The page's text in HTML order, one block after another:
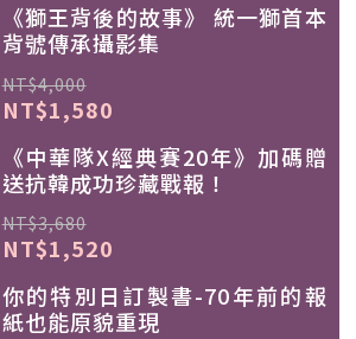
《獅王背後的故事》 統一獅首本
背號傳承攝影集
NT$4,000
NT$1,580
《中華隊X經典賽20年》加碼贈
送抗韓成功珍藏戰報！
NT$3,680
NT$1,520
你的特別日訂製書-70年前的報
紙也能原貌重現